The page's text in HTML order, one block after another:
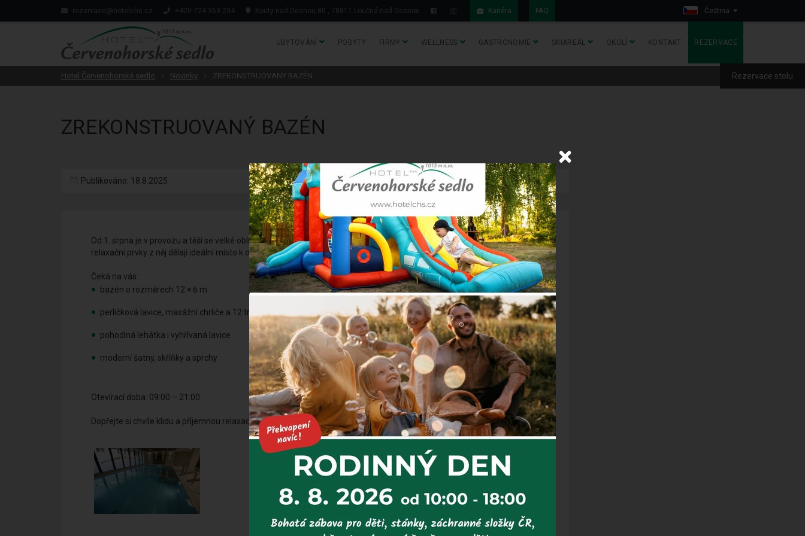
rezervace@hotelchs.cz +420 724 363 234 Kouty nad Desnou 80 , 78811 Loučná nad Desnou Kariéra FAQ Čeština
UBYTOVÁNÍ POBYTY FIRMY WELLNESS GASTRONOMIE SKIAREÁL OKOLÍ KONTAKT REZERVACE
Rezervace stolu
Hotel Červenohorské sedlo Novinky ZREKONSTRUOVANÝ BAZÉN
ZREKONSTRUOVANÝ BAZÉN
Publikováno: 18.8.2025
Od 1. srpna je v provozu a těší se velké oblibě – a není divu. Moderní prostředí, příjemná teplota vody 30–32 °C a skvělé
relaxační prvky z něj dělají ideální místo k odpočinku po celý den.
Čeká na vás:
bazén o rozměrech 12 × 6 m
perličková lavice, masážní chrliče a 12 trysek ve stěnách
pohodlná lehátka i vyhřívaná lavice
moderní šatny, skříňky a sprchy
Otevírací doba: 09:00 – 21:00
Dopřejte si chvíle klidu a příjemnou relaxaci v našem novém bazénu – těšíme se na vás!